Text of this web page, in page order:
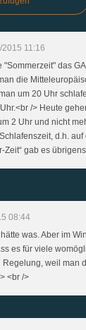
11:16
"Sommerzeit" das
die
um 20 Uhr
/> Heute
2 Uhr und nicht
d.h.
Zeit“ gab es
08:44
was. Aber im
es für viele
weil man
<br />